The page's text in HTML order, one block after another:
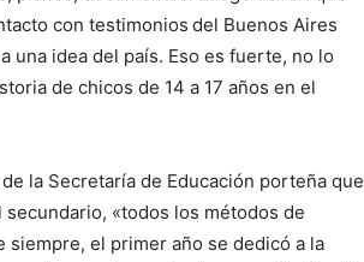
con testimonios del Buenos Aires
una idea del país. Eso es fuerte, no lo
de chicos de 14 a 17 años en el
la Secretaría de Educación porteña que
secundario, «todos los métodos de
siempre, el primer año se dedicó a la